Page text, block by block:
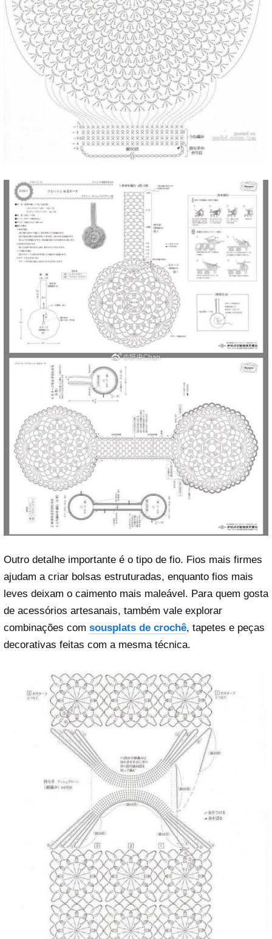
Outro detalhe importante é o tipo de fio. Fios mais firmes
ajudam a criar bolsas estruturadas, enquanto fios mais
leves deixam o caimento mais maleável. Para quem gosta
de acessórios artesanais, também vale explorar
combinações com sousplats de crochê, tapetes e peças
decorativas feitas com a mesma técnica.